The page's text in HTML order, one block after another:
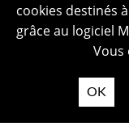
cookies destinés
grâce au logiciel
Vous
OK